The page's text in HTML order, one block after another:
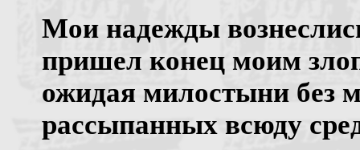
Мои надежды
пришел конец моим
ожидая милостыни без
рассыпанных всюду